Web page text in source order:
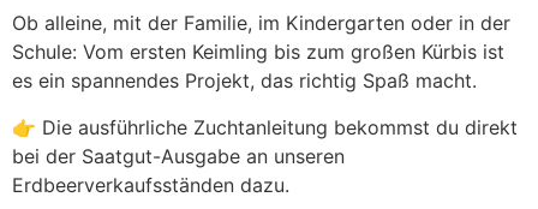
Ob alleine, mit der Familie, im Kindergarten oder in der
Schule: Vom ersten Keimling bis zum großen Kürbis ist
es ein spannendes Projekt, das richtig Spaß macht.
👉 Die ausführliche Zuchtanleitung bekommst du direkt
bei der Saatgut-Ausgabe an unseren
Erdbeerverkaufsständen dazu.